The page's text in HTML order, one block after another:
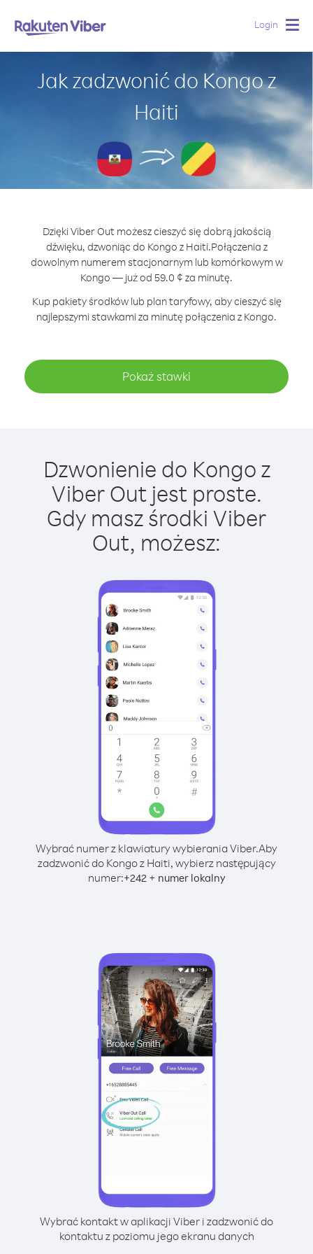
Login
Jak zadzwonić do Kongo z
Haiti
Dzięki Viber Out możesz cieszyć się dobrą jakością
dźwięku, dzwoniąc do Kongo z Haiti.Połączenia z
dowolnym numerem stacjonarnym lub komórkowym w
Kongo — już od 59.0 ¢ za minutę.
Kup pakiety środków lub plan taryfowy, aby cieszyć się
najlepszymi stawkami za minutę połączenia z Kongo.
Pokaż stawki
Dzwonienie do Kongo z
Viber Out jest proste.
Gdy masz środki Viber
Out, możesz:
Wybrać numer z klawiatury wybierania Viber.Aby
zadzwonić do Kongo z Haiti, wybierz następujący
numer:+242+ numer lokalny
Wybrać kontakt w aplikacji Viber i zadzwonić do
kontaktu z poziomu jego ekranu danych